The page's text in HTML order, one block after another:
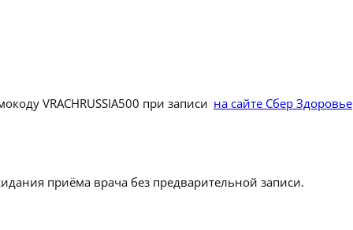
VRACHRUSSIA500 при записи на сайте Сбер Здоровье
приёма врача без предварительной записи.